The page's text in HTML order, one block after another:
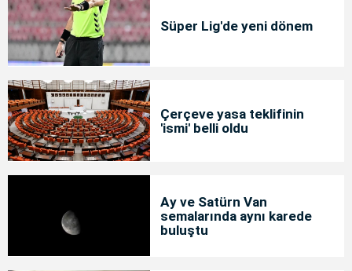
Süper Lig'de yeni dönem
Çerçeve yasa teklifinin
'ismi' belli oldu
Ay ve Satürn Van
semalarında aynı karede
buluştu